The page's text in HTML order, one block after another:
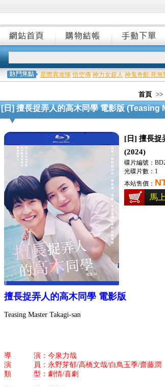
星際異攻隊 悟空傳 神力女超人 神鬼奇航 死無
首頁 >>
[日] 擅長捉弄人的高木同學 電影版 (Teasing
[日] 擅長捉
(2024)
碟片編號：
光碟片數：1
本站售價：
馬
擅長捉弄人的高木同學 電影版
Teasing Master Takagi-san
導 演：今泉力哉
演 員：永野芽郁/高橋文哉/白鳥玉季/齋藤潤
類 型：劇情/喜劇